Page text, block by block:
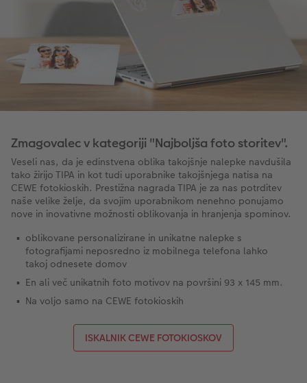
Zmagovalec v kategoriji "Najboljša foto storitev".
Veseli nas, da je edinstvena oblika takojšnje nalepke navdušila
tako žirijo TIPA in kot tudi uporabnike takojšnjega natisa na
CEWE fotokioskih. Prestižna nagrada TIPA je za nas potrditev
naše velike želje, da svojim uporabnikom nenehno ponujamo
nove in inovativne možnosti oblikovanja in hranjenja spominov.
oblikovane personalizirane in unikatne nalepke s
fotografijami neposredno iz mobilnega telefona lahko
takoj odnesete domov
En ali več unikatnih foto motivov na površini 93 x 145 mm.
Na voljo samo na CEWE fotokioskih
ISKALNIK CEWE FOTOKIOSKOV